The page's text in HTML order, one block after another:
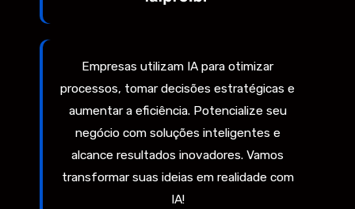
Empresas utilizam IA para otimizar
processos, tomar decisões estratégicas e
aumentar a eficiência. Potencialize seu
negócio com soluções inteligentes e
alcance resultados inovadores. Vamos
transformar suas ideias em realidade com
IA!